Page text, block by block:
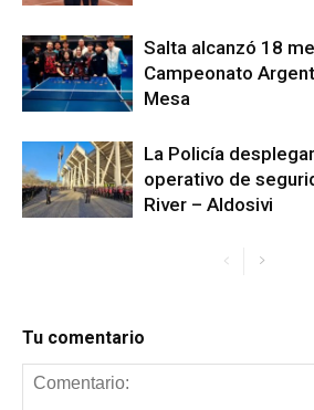
Salta alcanzó 18
Campeonato
Mesa
La Policía
operativo de
River – Aldosivi
Tu comentario